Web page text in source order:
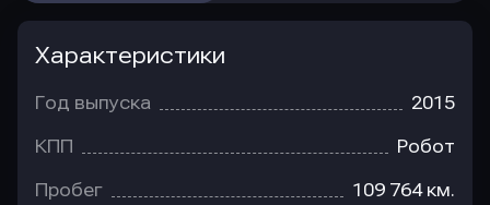
Характеристики
Год выпуска 2015
КПП Робот
Пробег 109 764 км.